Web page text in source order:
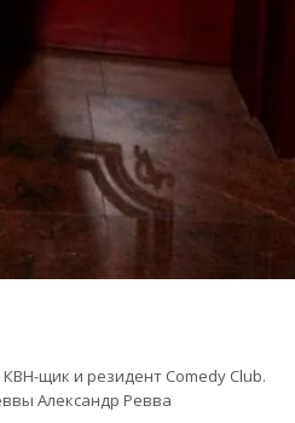
щик и резидент Comedy Club.
Александр Ревва